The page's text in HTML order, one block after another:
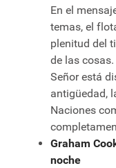
En el
temas, el
plenitud del
de las
Señor está
antigüedad,
Naciones
Graham
noche